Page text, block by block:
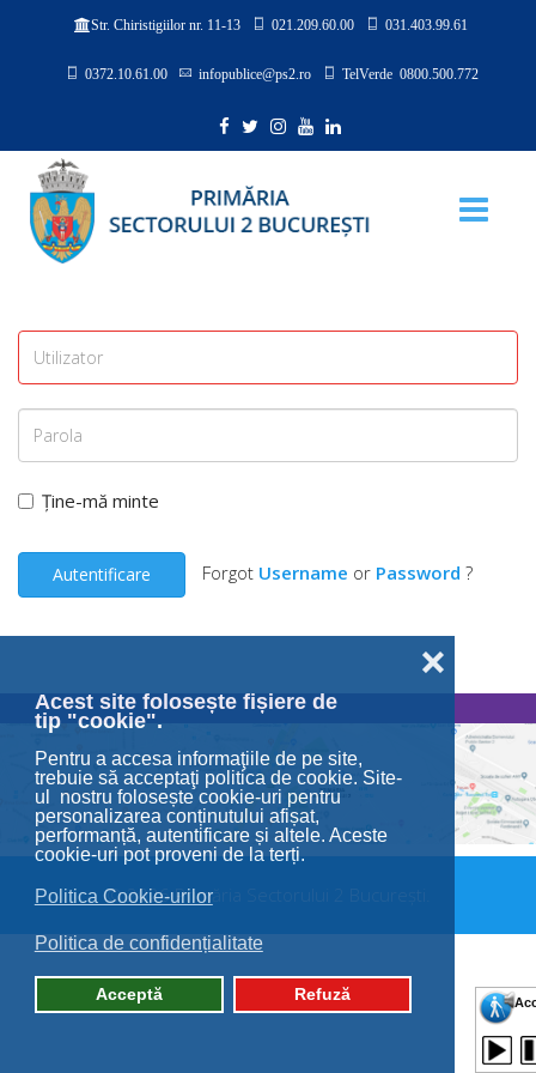
Acest site folosește fișiere de
tip "cookie".
Pentru a accesa informaţiile de pe site,
trebuie să acceptaţi politica de cookie. Site-
ul nostru folosește cookie-uri pentru
personalizarea conținutului afișat,
performanță, autentificare și altele. Aceste
cookie-uri pot proveni de la terți.
Politica Cookie-urilor
Politica de confidențialitate
Acceptă Refuză
❌
Str. Chiristigiilor nr. 11-13 021.209.60.00 031.403.99.61
0372.10.61.00 infopublice@ps2.ro TelVerde 0800.500.772
Ține-mă minte
Autentificare Forgot Username or Password ?
© 2026 Primăria Sectorului 2 București.